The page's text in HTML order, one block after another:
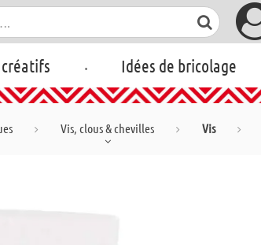
. Idées de bricolage
Vis, clous & chevilles Vis